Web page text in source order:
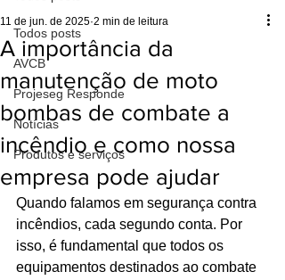
Ligações de 8h as 17h
WhatsApp de 8h as 12h
Todos posts
AVCB
Projeseg Responde
Notícias
Produtos e serviços
A importância da
manutenção de moto
bombas de combate a
incêndio e como nossa
empresa pode ajudar
11 de jun. de 2025 2 min de leitura
Quando falamos em segurança contra
incêndios, cada segundo conta. Por
isso, é fundamental que todos os
equipamentos destinados ao combate